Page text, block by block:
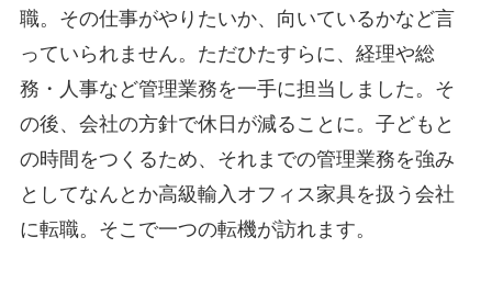
職。その仕事がやりたいか、向いているかなど言
っていられません。ただひたすらに、経理や総
務・人事など管理業務を一手に担当しました。そ
の後、会社の方針で休日が減ることに。子どもと
の時間をつくるため、それまでの管理業務を強み
としてなんとか高級輸入オフィス家具を扱う会社
に転職。そこで一つの転機が訪れます。